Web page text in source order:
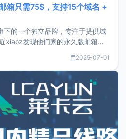
箱只需75$，支持15个域名 +
下的一个独立品牌，专注于提供域
xiaoz发现他们家的永久版邮箱服
试一下 NameCrane。注册
支持直接注册，必须要购买
2025-07-01